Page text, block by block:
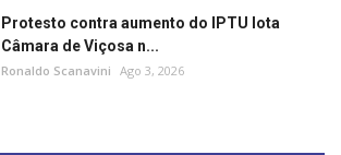
Protesto contra aumento do IPTU lota
Câmara de Viçosa n...
Ronaldo Scanavini Ago 3, 2026